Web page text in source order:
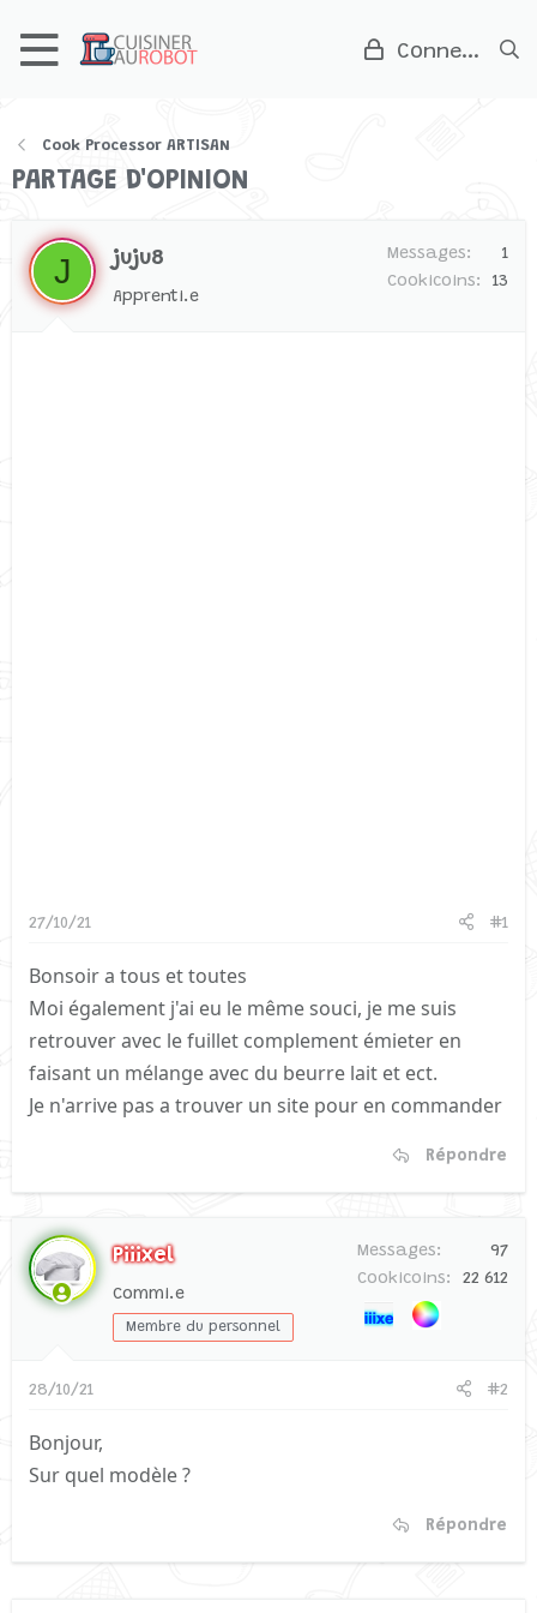
Connexion
Cook Processor ARTISAN
PARTAGE D'OPINION
J juju8
Apprenti.e
Messages
1
Cookicoins
13
27/10/21 #1
Bonsoir a tous et toutes
Moi également j'ai eu le même souci, je me suis
retrouver avec le fuillet complement émieter en
faisant un mélange avec du beurre lait et ect.
Je n'arrive pas a trouver un site pour en commander
Répondre
Piiixel
Commi.e
Membre du personnel
Messages
97
Cookicoins
22 612
28/10/21 #2
Bonjour,
Sur quel modèle ?
Répondre